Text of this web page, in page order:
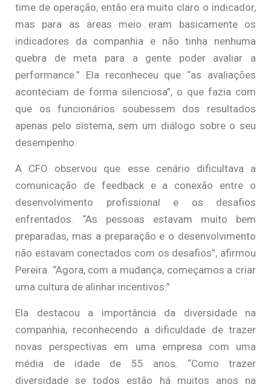
time de operação, então era muito claro o indicador,
mas para as áreas meio eram basicamente os
indicadores da companhia e não tinha nenhuma
quebra de meta para a gente poder avaliar a
performance.” Ela reconheceu que “as avaliações
aconteciam de forma silenciosa”, o que fazia com
que os funcionários soubessem dos resultados
apenas pelo sistema, sem um diálogo sobre o seu
desempenho.
A CFO observou que esse cenário dificultava a
comunicação de feedback e a conexão entre o
desenvolvimento profissional e os desafios
enfrentados. “As pessoas estavam muito bem
preparadas, mas a preparação e o desenvolvimento
não estavam conectados com os desafios”, afirmou
Pereira. “Agora, com a mudança, começamos a criar
uma cultura de alinhar incentivos.”
Ela destacou a importância da diversidade na
companhia, reconhecendo a dificuldade de trazer
novas perspectivas em uma empresa com uma
média de idade de 55 anos. “Como trazer
diversidade se todos estão há muitos anos na